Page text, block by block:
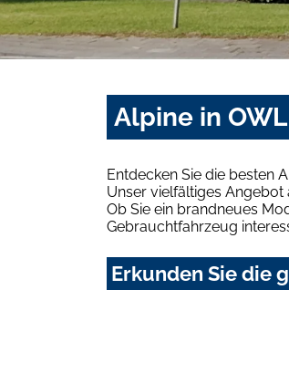
Alpine in
Entdecken Sie die besten
Unser vielfältiges Angebot
Ob Sie ein brandneues
Gebrauchtfahrzeug
Erkunden Sie die